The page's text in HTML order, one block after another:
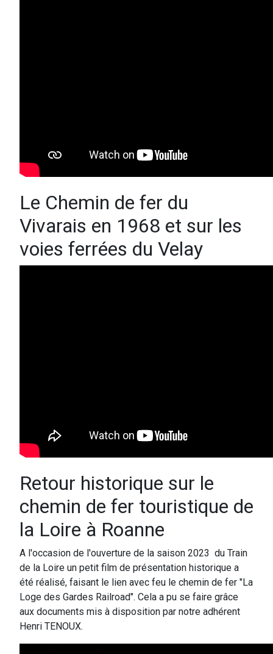
Le Chemin de fer du
Vivarais en 1968 et sur les
voies ferrées du Velay
Retour historique sur le
chemin de fer touristique de
la Loire à Roanne
A l'occasion de l'ouverture de la saison 2023 du Train
de la Loire un petit film de présentation historique a
été réalisé, faisant le lien avec feu le chemin de fer "La
Loge des Gardes Railroad". Cela a pu se faire grâce
aux documents mis à disposition par notre adhérent
Henri TENOUX.